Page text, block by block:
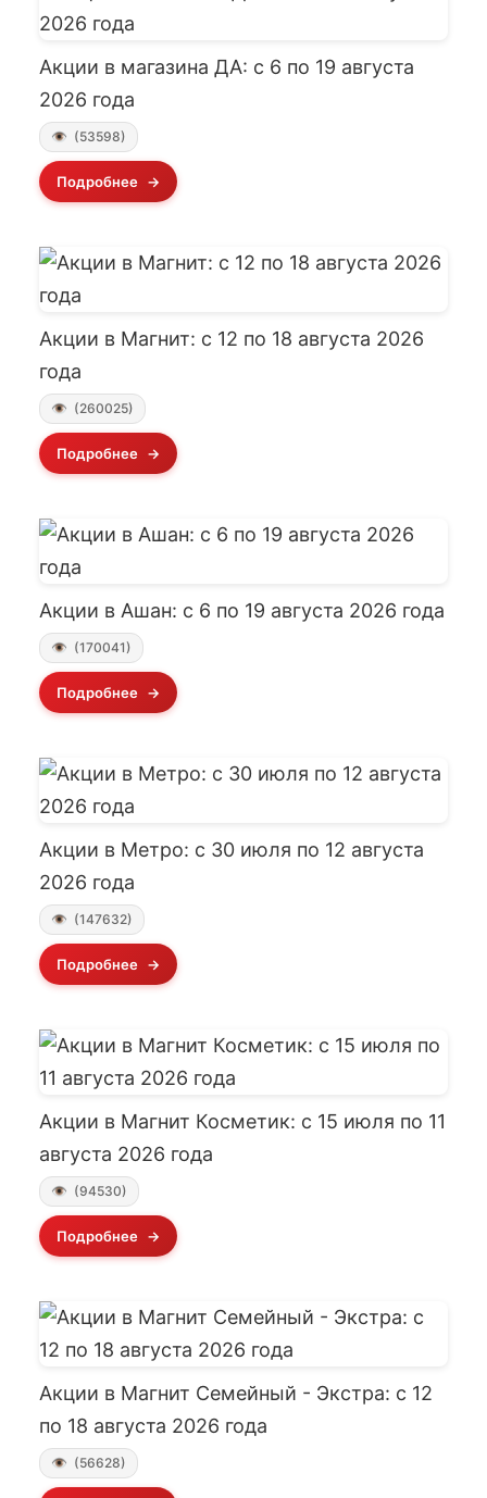
Акции в магазина ДА: с 6 по 19 августа
2026 года
(53598)
Подробнее
Акции в Магнит: с 12 по 18 августа 2026
года
(260025)
Подробнее
Акции в Ашан: с 6 по 19 августа 2026 года
(170041)
Подробнее
Акции в Метро: с 30 июля по 12 августа
2026 года
(147632)
Подробнее
Акции в Магнит Косметик: с 15 июля по 11
августа 2026 года
(94530)
Подробнее
Акции в Магнит Семейный - Экстра: с 12
по 18 августа 2026 года
(56628)